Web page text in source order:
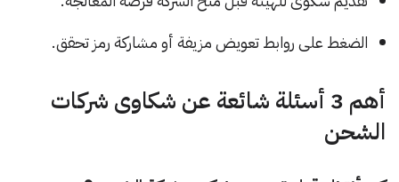
الضغط على روابط تعويض مزيفة أو مشاركة رمز تحقق.
أهم 3 أسئلة شائعة عن شكاوى شركات
الشحن